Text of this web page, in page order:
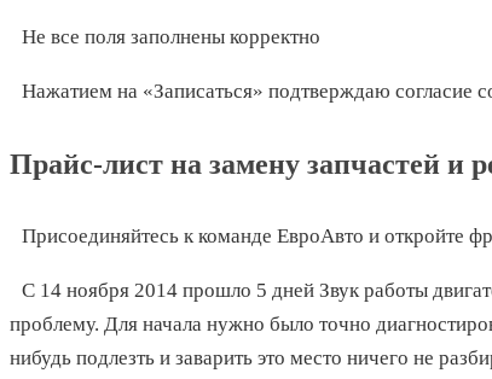
Не все поля заполнены корректно
Нажатием на «Записаться» подтверждаю согласие
Прайс-лист на замену запчастей и
Присоединяйтесь к команде ЕвроАвто и откройте
С 14 ноября 2014 прошло 5 дней Звук работы
проблему. Для начала нужно было точно
нибудь подлезть и заварить это место ничего не